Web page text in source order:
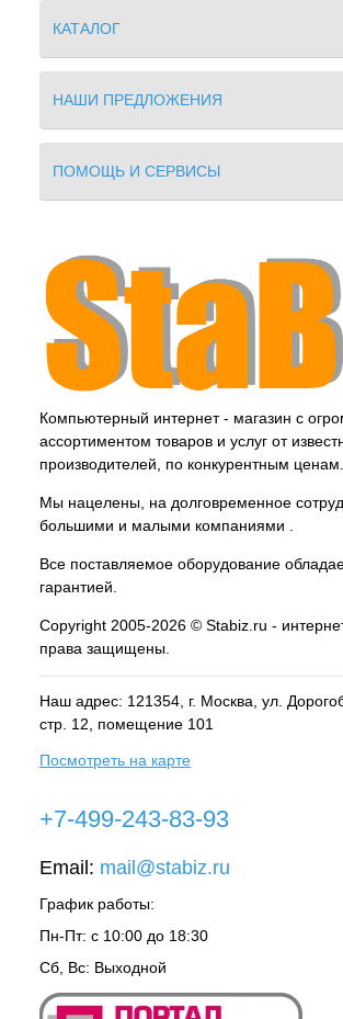
КАТАЛОГ
НАШИ ПРЕДЛОЖЕНИЯ
ПОМОЩЬ И СЕРВИСЫ
Компьютерный интернет - магазин с
ассортиментом товаров и услуг от
производителей, по конкурентным ценам.
Мы нацелены, на долговременное
большими и малыми компаниями .
Все поставляемое оборудование
гарантией.
Copyright 2005-2026 © Stabiz.ru -
права защищены.
Наш адрес: 121354, г. Москва , ул.
стр. 12, помещение 101
Посмотреть на карте
+7-499-243-83-93
Email: mail@stabiz.ru
График работы:
Пн-Пт: с 10:00 до 18:30
Сб, Вс: Выходной